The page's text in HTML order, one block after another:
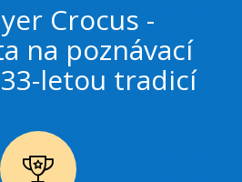
Crocus -
na poznávací
letou tradicí